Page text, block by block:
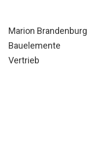
Marion Brandenburg
Bauelemente
Vertrieb